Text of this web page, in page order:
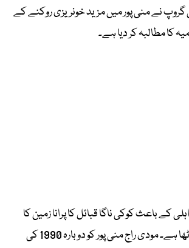
نے منی پور میں مزید خونریزی روکنے کے
کا مطالبہ کر دیا ہے۔
کے باعث کوکی ناگا قبائل کا پرانا زمین کا
جھگڑا دوبارہ بھڑک اٹھا ہے۔ مودی راج منی پور کو دوبارہ 1990 کی